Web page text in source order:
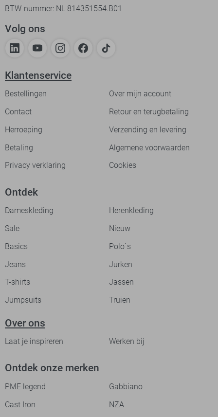
BTW-nummer: NL 814351554.B01
Volg ons
Klantenservice
Bestellingen
Over mijn account
Contact
Retour en terugbetaling
Herroeping
Verzending en levering
Betaling
Algemene voorwaarden
Privacy verklaring
Cookies
Ontdek
Dameskleding
Herenkleding
Sale
Nieuw
Basics
Polo`s
Jeans
Jurken
T-shirts
Jassen
Jumpsuits
Truien
Over ons
Laat je inspireren Werken bij
Ontdek onze merken
PME legend
Gabbiano
Cast Iron
NZA